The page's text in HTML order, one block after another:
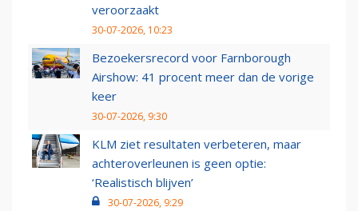
veroorzaakt
30-07-2026, 10:23
Bezoekersrecord voor Farnborough
Airshow: 41 procent meer dan de vorige
keer
30-07-2026, 9:30
KLM ziet resultaten verbeteren, maar
achteroverleunen is geen optie:
‘Realistisch blijven’
30-07-2026, 9:29